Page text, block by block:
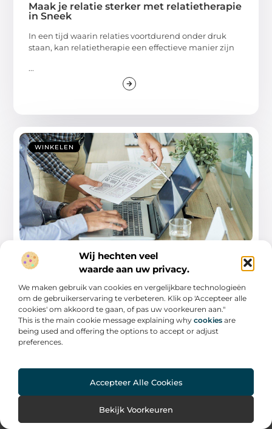
Wij hechten veel
waarde aan uw privacy.
We maken gebruik van cookies en vergelijkbare technologieën
om de gebruikerservaring te verbeteren. Klik op 'Accepteer alle
cookies' om akkoord te gaan, of pas uw voorkeuren aan."
This is the main cookie message explaining why cookies are
being used and offering the options to accept or adjust
preferences.
Accepteer Alle Cookies
Bekijk Voorkeuren
Maak je relatie sterker met relatietherapie
in Sneek
In een tijd waarin relaties voortdurend onder druk
staan, kan relatietherapie een effectieve manier zijn
...
WINKELEN
Reclamebureau in wijchen – Uw gids voor
creatieve marketingoplossingen
Welkom bij uw uitgebreide gids over het kiezen van
een reclamebureau in Wijchen (Wijchen Gids). Als
...